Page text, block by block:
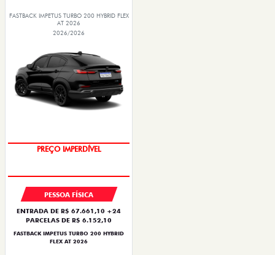
FASTBACK IMPETUS TURBO 200 HYBRID FLEX
AT 2026
2026/2026
PREÇO IMPERDÍVEL
PESSOA FÍSICA
ENTRADA DE R$ 67.661,10 +24
PARCELAS DE R$ 6.152,10
FASTBACK IMPETUS TURBO 200 HYBRID
FLEX AT 2026